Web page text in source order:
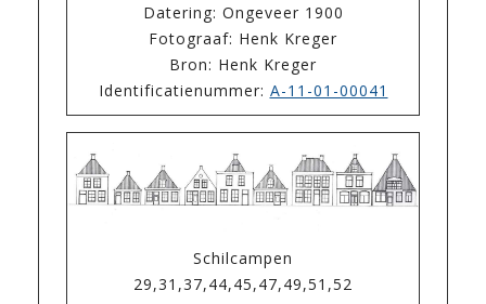
Datering: Ongeveer 1900
Fotograaf: Henk Kreger
Bron: Henk Kreger
Identificatienummer: A-11-01-00041
Schilcampen
29,31,37,44,45,47,49,51,52